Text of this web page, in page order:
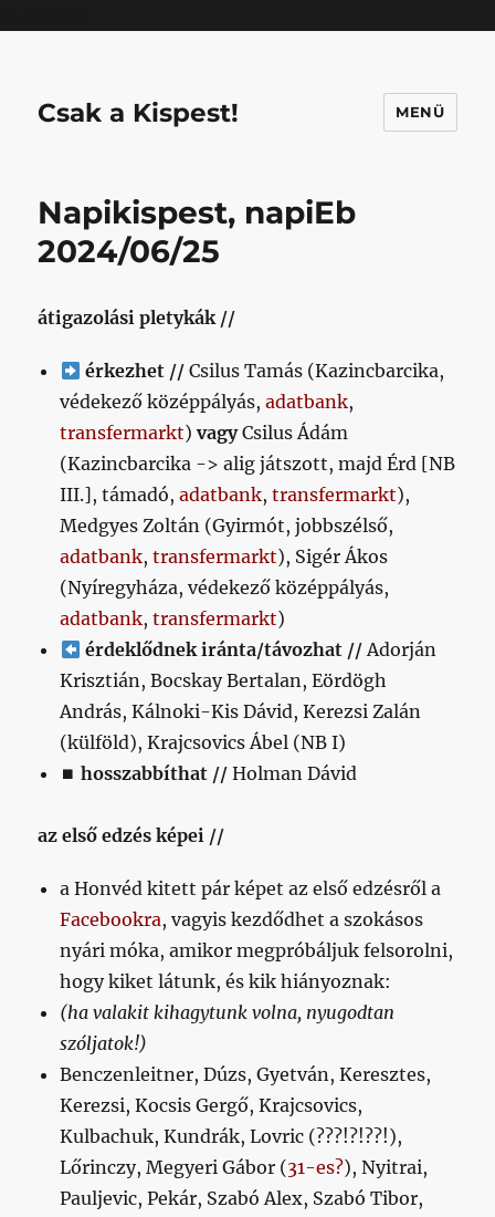
Csak a Kispest! MENÜ
Napikispest, napiEb
2024/06/25
átigazolási pletykák //
érkezhet //Csilus Tamás (Kazincbarcika,
védekező középpályás,adatbank,
transfermarkt)vagyCsilus Ádám
(Kazincbarcika -> alig játszott, majd Érd [NB
III.], támadó,adatbank,transfermarkt),
Medgyes Zoltán (Gyirmót, jobbszélső,
adatbank,transfermarkt), Sigér Ákos
(Nyíregyháza, védekező középpályás,
adatbank,transfermarkt)
érdeklődnek iránta/távozhat //Adorján
Krisztián, Bocskay Bertalan, Eördögh
András, Kálnoki-Kis Dávid, Kerezsi Zalán
(külföld), Krajcsovics Ábel (NB I)
⏹hosszabbíthat //Holman Dávid
az első edzés képei //
a Honvéd kitett pár képet az első edzésről a
Facebookra, vagyis kezdődhet a szokásos
nyári móka, amikor megpróbáljuk felsorolni,
hogy kiket látunk, és kik hiányoznak:
(ha valakit kihagytunk volna, nyugodtan
szóljatok!)
Benczenleitner, Dúzs, Gyetván, Keresztes,
Kerezsi, Kocsis Gergő, Krajcsovics,
Kulbachuk, Kundrák, Lovric (???!?!??!),
Lőrinczy, Megyeri Gábor (31-es?), Nyitrai,
Pauljevic, Pekár, Szabó Alex, Szabó Tibor,